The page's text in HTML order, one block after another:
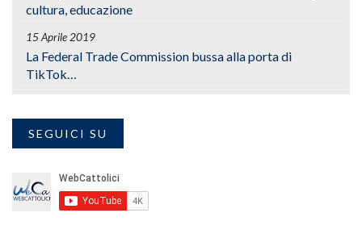
cultura, educazione
15 Aprile 2019
La Federal Trade Commission bussa alla porta di
TikTok…
SEGUICI SU